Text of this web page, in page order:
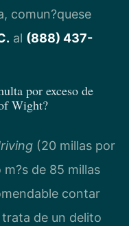
comun?quese
al (888) 437-
por exceso de
Wight?
(20 millas por
de 85 millas
contar
de un delito